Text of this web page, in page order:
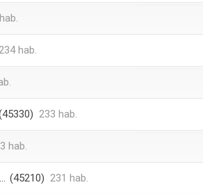
hab.
233 hab.
hab.
Chevry-sous-le-Bignon (45210) 231 hab.